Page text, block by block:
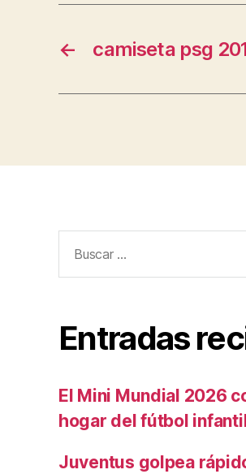
← camiseta psg
Entradas
El Mini Mundial 2026
hogar del fútbol
Juventus golpea